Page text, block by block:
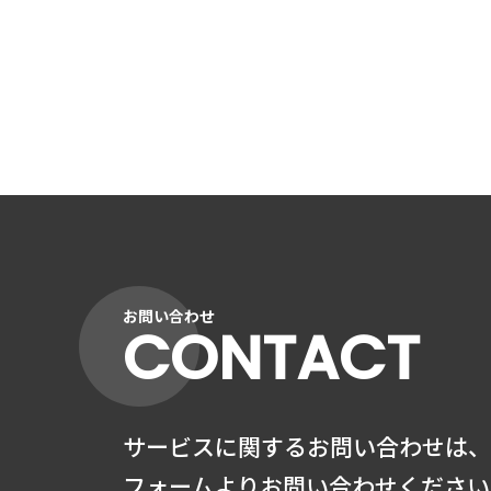
お問い合わせ
CONTACT
サービスに関するお問い合わせは、